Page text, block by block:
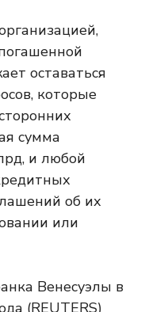
оставаться
которые
сумма
и любой
об их
или